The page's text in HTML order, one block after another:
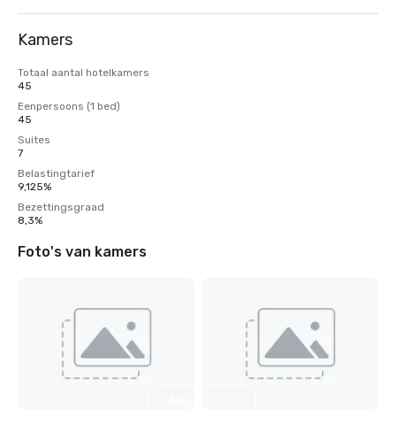
Kamers
Totaal aantal hotelkamers
45
Eenpersoons (1 bed)
45
Suites
7
Belastingtarief
9,125%
Bezettingsgraad
8,3%
Foto's van kamers